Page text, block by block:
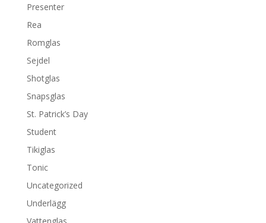
Presenter
Rea
Romglas
Sejdel
Shotglas
Snapsglas
St. Patrick’s Day
Student
Tikiglas
Tonic
Uncategorized
Underlägg